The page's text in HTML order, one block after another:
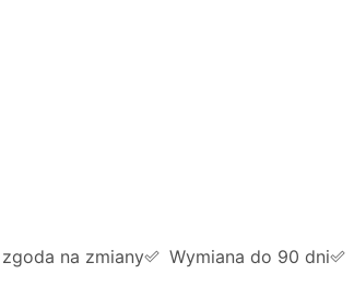
zgoda na zmiany Wymiana do 90 dni